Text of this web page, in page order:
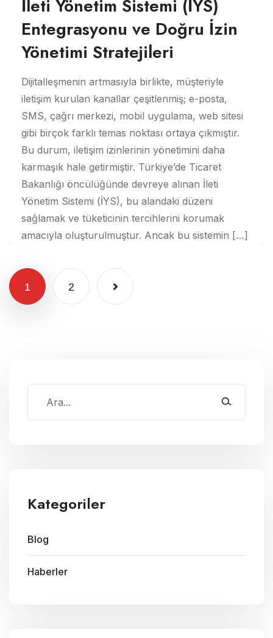
Kategoriler
Blog
Haberler
İleti Yönetim Sistemi (İYS)
Entegrasyonu ve Doğru İzin
Yönetimi Stratejileri
Dijitalleşmenin artmasıyla birlikte, müşteriyle
iletişim kurulan kanallar çeşitlenmiş; e-posta,
SMS, çağrı merkezi, mobil uygulama, web sitesi
gibi birçok farklı temas noktası ortaya çıkmıştır.
Bu durum, iletişim izinlerinin yönetimini daha
karmaşık hale getirmiştir. Türkiye’de Ticaret
Bakanlığı öncülüğünde devreye alınan İleti
Yönetim Sistemi (İYS), bu alandaki düzeni
sağlamak ve tüketicinin tercihlerini korumak
amacıyla oluşturulmuştur. Ancak bu sistemin […]
1 2